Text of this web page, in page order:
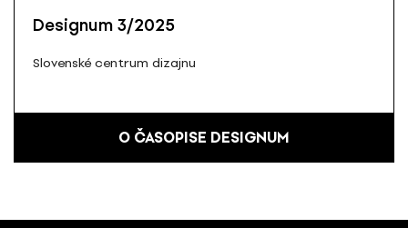
Designum 3/2025
Slovenské centrum dizajnu
O ČASOPISE DESIGNUM